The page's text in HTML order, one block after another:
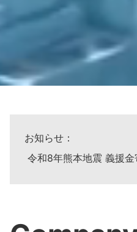
お知らせ：
令和8年熊本地震 義援